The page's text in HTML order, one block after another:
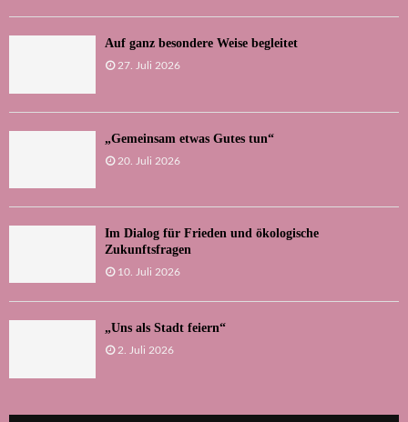
Auf ganz besondere Weise begleitet
27. Juli 2026
„Gemeinsam etwas Gutes tun“
20. Juli 2026
Im Dialog für Frieden und ökologische
Zukunftsfragen
10. Juli 2026
„Uns als Stadt feiern“
2. Juli 2026